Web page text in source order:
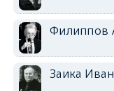
Филиппов
Заика